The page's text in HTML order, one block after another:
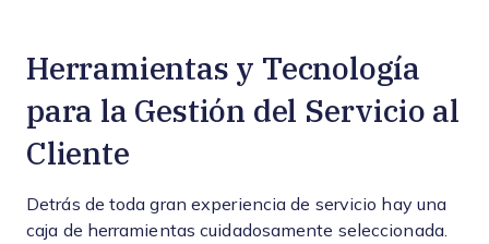
Herramientas y Tecnología
para la Gestión del Servicio al
Cliente
Detrás de toda gran experiencia de servicio hay una
caja de herramientas cuidadosamente seleccionada.